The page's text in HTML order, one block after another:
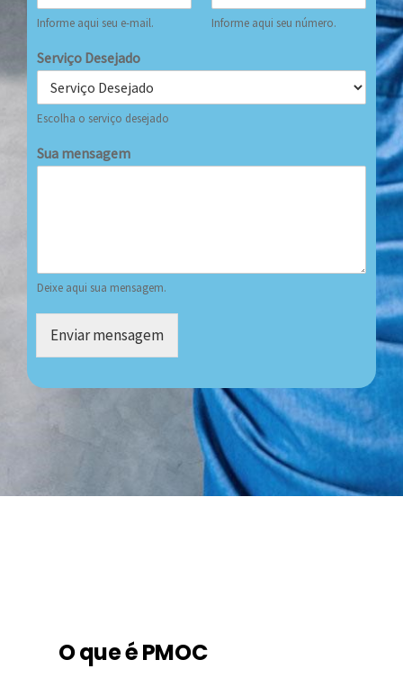
Informe aqui seu e-mail. Informe aqui seu número.
Serviço Desejado
Escolha o serviço desejado
Sua mensagem
Deixe aqui sua mensagem.
Enviar mensagem
O que é PMOC